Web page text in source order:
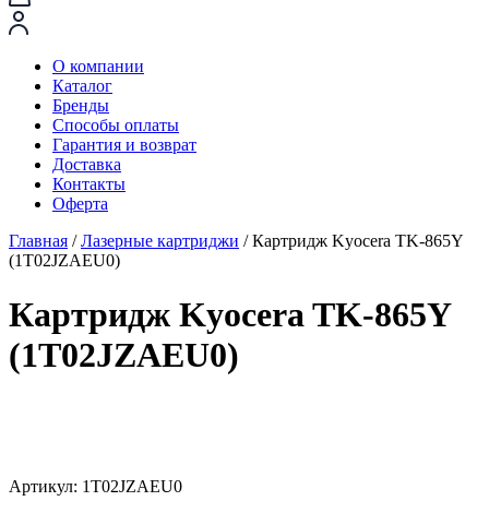
О компании
Каталог
Бренды
Способы оплаты
Гарантия и возврат
Доставка
Контакты
Оферта
Главная /Лазерные картриджи / Картридж Kyocera TK-865Y
(1T02JZAEU0)
Картридж Kyocera TK-865Y
(1T02JZAEU0)
Артикул: 1T02JZAEU0